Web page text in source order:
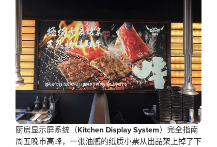
厨房显示屏系统（Kitchen Display System）完全指南
周五晚市高峰，一张油腻的纸质小票从出品架上掉了下